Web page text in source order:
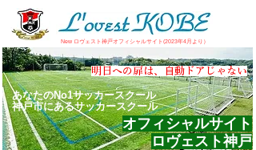
​New ロヴェスト神戸オフィシャルサイト(2023年4月より）
​明日への扉は、自動ドアじゃない
あなたのNo1サッカースクール
神戸市にあるサッカースクール
オフィシャルサイト
ロヴェスト神戸